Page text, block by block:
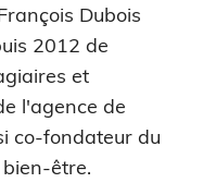
Dubois
2012 de
et
l'agence de
co-fondateur du
être.